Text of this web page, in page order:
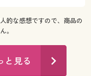
的な感想ですので、商品の
。
と見る